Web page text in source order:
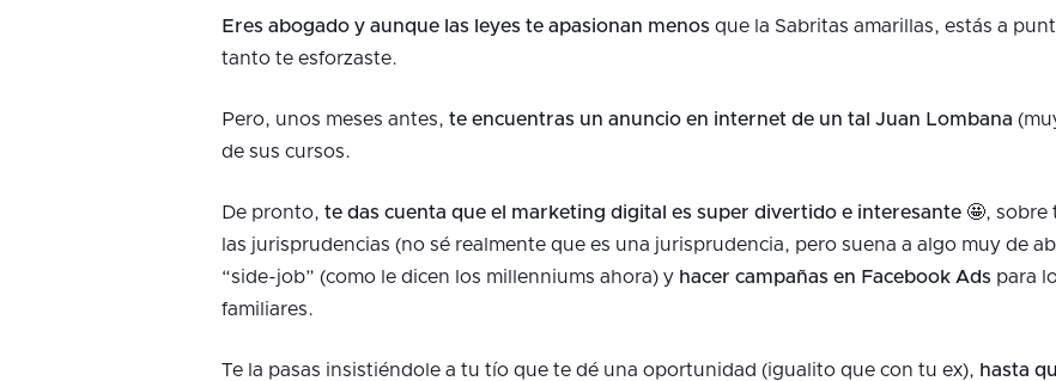
Eres abogado y aunque las leyes te apasionan menos que la Sabritas amarillas, estás a
tanto te esforzaste.
Pero, unos meses antes, te encuentras un anuncio en internet de un tal Juan Lombana
de sus cursos.
De pronto, te das cuenta que el marketing digital es super divertido e interesante 🤩, sobre
las jurisprudencias (no sé realmente que es una jurisprudencia, pero suena a algo muy de
“side-job” (como le dicen los millenniums ahora) yhacer campañas en Facebook Ads para
familiares.
Te la pasas insistiéndole a tu tío que te dé una oportunidad (igualito que con tu ex), hasta